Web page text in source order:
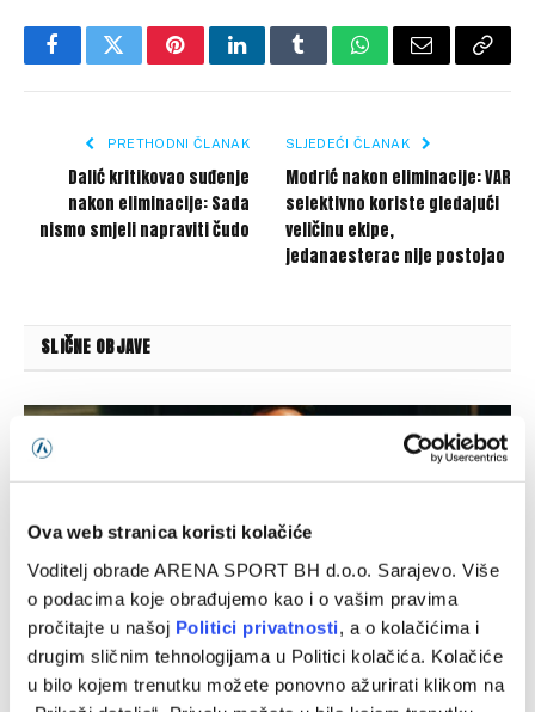
Ova web stranica koristi kolačiće
Voditelj obrade ARENA SPORT BH d.o.o. Sarajevo. Više
o podacima koje obrađujemo kao i o vašim pravima
pročitajte u našoj Politici privatnosti, a o kolačićima i
drugim sličnim tehnologijama u Politici kolačića. Kolačiće
u bilo kojem trenutku možete ponovno ažurirati klikom na
FacebookTwitterPinterestLinkedInTumblrWhatsApp
Email Copy
PRETHODNI ČLANAK
Dalić kritikovao suđenje
nakon eliminacije: Sada
nismo smjeli napraviti čudo
SLJEDEĆI ČLANAK
Modrić nakon eliminacije: VAR
selektivno koriste gledajući
veličinu ekipe,
jedanaesterac nije postojao
SLIČNE OBJAVE